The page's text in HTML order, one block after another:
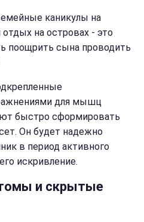
каникулы на
на островах - это
поощрить сына проводить
для мышц
быстро сформировать
Он будет надежно
в период активного
искривление.
и скрытые